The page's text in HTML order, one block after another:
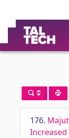
176.